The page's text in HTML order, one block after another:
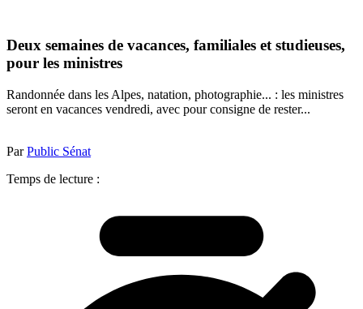
Deux semaines de vacances, familiales et studieuses,
pour les ministres
Randonnée dans les Alpes, natation, photographie... : les ministres
seront en vacances vendredi, avec pour consigne de rester...
ParPublic Sénat
Temps de lecture :